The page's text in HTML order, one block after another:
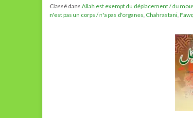
Classé dans Allah est exempt du déplacement / du
n'est pas un corps / n'a pas d'organes, Chahrastani,